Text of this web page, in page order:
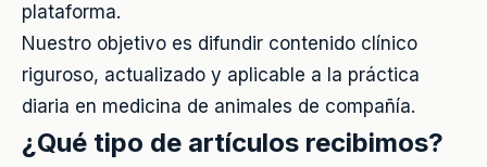
plataforma.
Nuestro objetivo es difundir contenido clínico
riguroso, actualizado y aplicable a la práctica
diaria en medicina de animales de compañía.
¿Qué tipo de artículos recibimos?